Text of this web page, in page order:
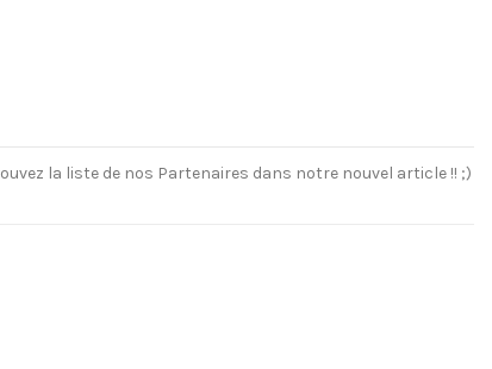
la liste de nos Partenaires dans notre nouvel article !! ;)